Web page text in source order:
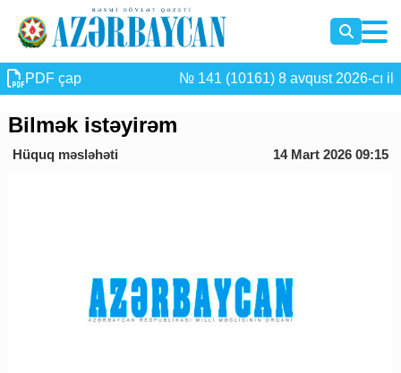
PDF çap № 141 (10161) 8 avqust 2026-cı il
Bilmək istəyirəm
Hüquq məsləhəti 14 Mart 2026 09:15